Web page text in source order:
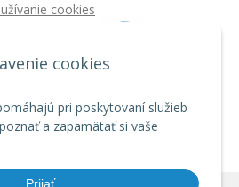
cookies
pri poskytovaní služieb
a zapamätať si vaše
Prijať
cookies